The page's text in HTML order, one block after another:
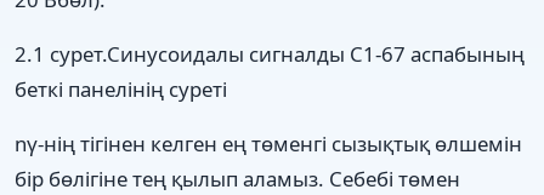
2.1 сурет.Синусоидалы сигналды С1-67 аспабының
беткі панелінің суреті
nγ-нің тігінен келген ең төменгі сызықтық өлшемін
бір бөлігіне тең қылып аламыз. Себебі төмен